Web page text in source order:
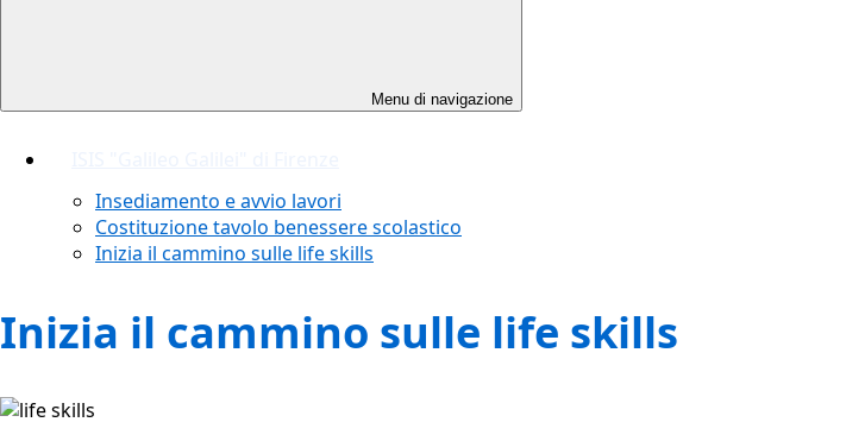
Menu di navigazione
Insediamento e avvio lavori
Costituzione tavolo benessere scolastico
Inizia il cammino sulle life skills
Inizia il cammino sulle life skills